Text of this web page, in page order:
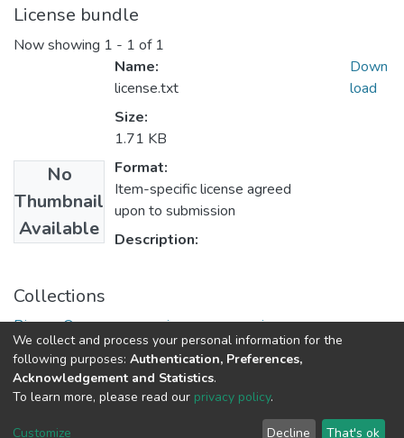
License bundle
Now showing 1 - 1 of 1
No
Thumbnail
Available
Name:
license.txt
Size:
1.71 KB
Format:
Item-specific license agreed
upon to submission
Description:
Down
load
Collections
Вісник Одеського національного університету.
Філологія
DSpace software copyright © 2009-2026
Cookie End User Send
We collect and process your personal information for the
following purposes: Authentication, Preferences,
Acknowledgement and Statistics.
To learn more, please read our privacy policy.
Customize Decline That's ok